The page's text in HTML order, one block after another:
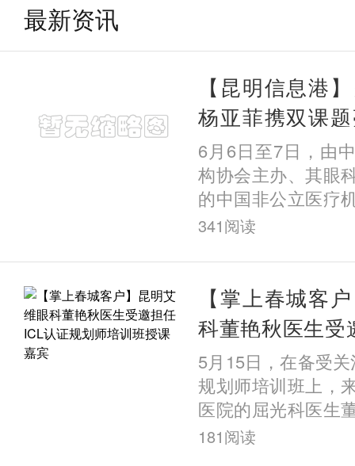
最新资讯
【昆明信息港
杨亚菲携双课
立眼科第十届
老年屈光疑难诊
6月6日至7日，由
构协会主办、其眼
的中国非公立医疗
委员会第十届学术
公立
341阅读
【掌上春城客
科董艳秋医生受
规划师培训班授
5月15日，在备受
规划师培训班上，
医院的屈光科医生
课嘉宾，并以《
181阅读